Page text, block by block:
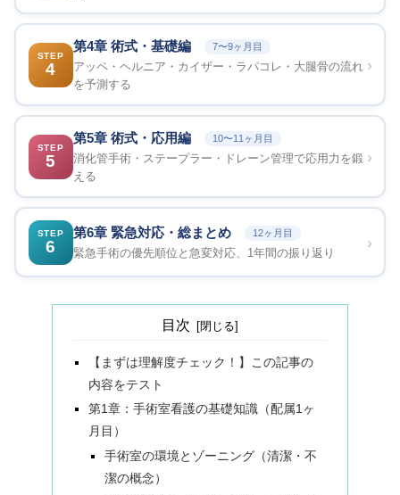
STEP
4
第4章 術式・基礎編 7〜9ヶ月目
アッペ・ヘルニア・カイザー・ラパコレ・大腿骨の流れ
を予測する
›
STEP
5
第5章 術式・応用編 10〜11ヶ月目
消化管手術・ステープラー・ドレーン管理で応用力を鍛
える
›
STEP
6
第6章 緊急対応・総まとめ 12ヶ月目
緊急手術の優先順位と急変対応、1年間の振り返り
›
目次
【まずは理解度チェック！】この記事の
内容をテスト
第1章：手術室看護の基礎知識（配属1ヶ
月目）
手術室の環境とゾーニング（清潔・不
潔の概念）